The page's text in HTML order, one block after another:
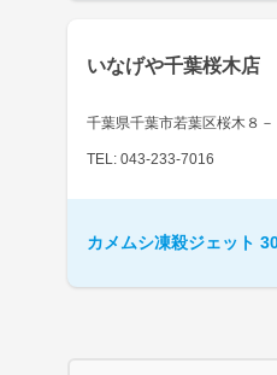
いなげや千葉桜木店
千葉県千葉市若葉区桜木８－
TEL: 043-233-7016
カメムシ凍殺ジェット